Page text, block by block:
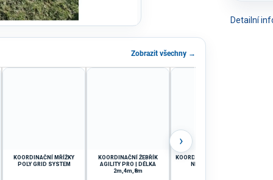
Zobrazit všechny →
KOORDINAČNÍ MŘÍŽKY
POLY GRID SYSTEM
KOORDINAČNÍ ŽEBŘÍK
AGILITY PRO | DÉLKA
2m,4m,8m
KOORDINAČNÍ ŽEBŘÍK PRO
NEO | DÉLKA 4m
›
Detailní